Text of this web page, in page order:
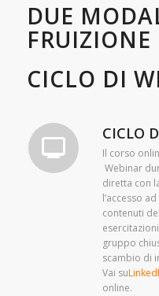
DUE
FRUIZIONE
CICLO DI
CICLO
Il corso
Webinar
diretta con
l’accesso
contenuti
gruppo
scambio di
Vai su
online.